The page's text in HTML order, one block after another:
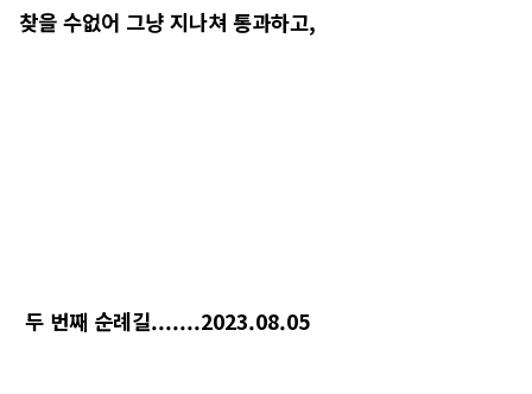
찾을 수없어 그냥 지나쳐 통과하고,
두 번째 순례길.......2023.08.05